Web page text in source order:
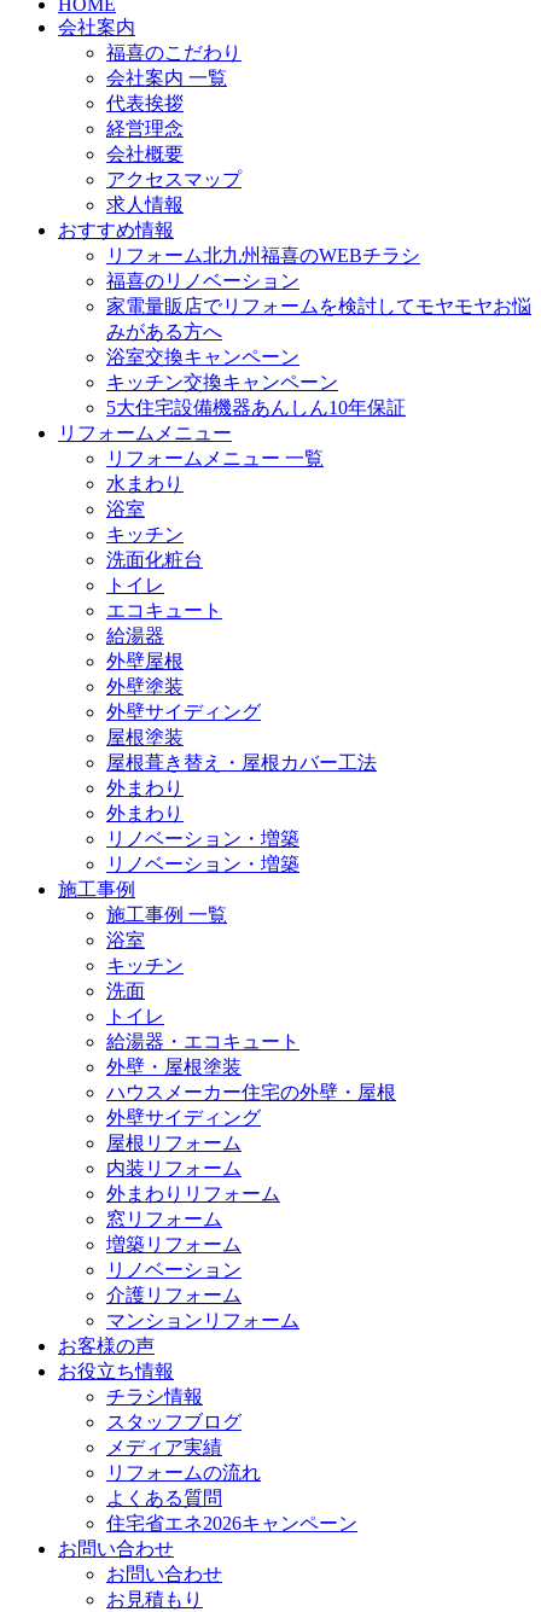
HOME
会社案内
福喜のこだわり
会社案内 一覧
代表挨拶
経営理念
会社概要
アクセスマップ
求人情報
おすすめ情報
リフォーム北九州福喜のWEBチラシ
福喜のリノベーション
家電量販店でリフォームを検討してモヤモヤお悩
みがある方へ
浴室交換キャンペーン
キッチン交換キャンペーン
5大住宅設備機器あんしん10年保証
リフォームメニュー
リフォームメニュー 一覧
水まわり
浴室
キッチン
洗面化粧台
トイレ
エコキュート
給湯器
外壁屋根
外壁塗装
外壁サイディング
屋根塗装
屋根葺き替え・屋根カバー工法
外まわり
外まわり
リノベーション・増築
リノベーション・増築
施工事例
施工事例 一覧
浴室
キッチン
洗面
トイレ
給湯器・エコキュート
外壁・屋根塗装
ハウスメーカー住宅の外壁・屋根
外壁サイディング
屋根リフォーム
内装リフォーム
外まわりリフォーム
窓リフォーム
増築リフォーム
リノベーション
介護リフォーム
マンションリフォーム
お客様の声
お役立ち情報
チラシ情報
スタッフブログ
メディア実績
リフォームの流れ
よくある質問
住宅省エネ2026キャンペーン
お問い合わせ
お問い合わせ
お見積もり